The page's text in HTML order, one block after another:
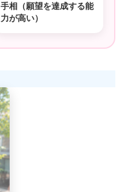
手相（願望を達成する能
力が高い）